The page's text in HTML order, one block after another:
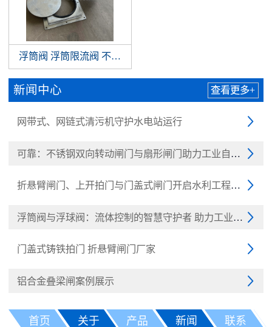
新闻中心 查看更多+

网带式、网链式清污机守护水电站运行

可靠：不锈钢双向转动闸门与扇形闸门助力工业自动化

折悬臂闸门、上开拍门与门盖式闸门开启水利工程新纪元

浮筒阀与浮球阀：流体控制的智慧守护者 助力工业与民生

门盖式铸铁拍门 折悬臂闸门厂家

铝合金叠梁闸案例展示
首页 关于 产品 新闻 联系